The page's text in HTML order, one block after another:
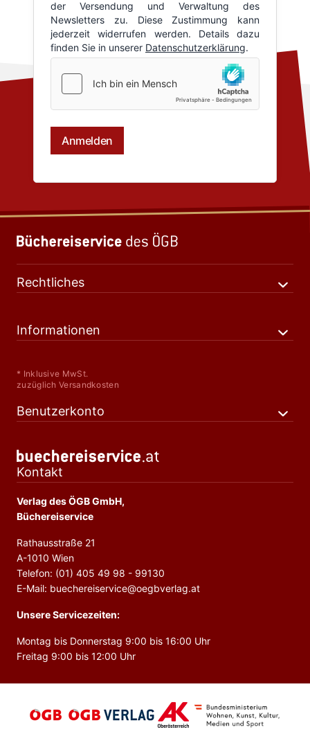
Rechtliches
Informationen
* Inklusive MwSt.
zuzüglich Versandkosten
Benutzerkonto
Kontakt
Verlag des ÖGB GmbH,
Büchereiservice
Rathausstraße 21
A-1010 Wien
Telefon: (01) 405 49 98 - 99130
E-Mail: buechereiservice@oegbverlag.at
Unsere Servicezeiten:
Montag bis Donnerstag 9:00 bis 16:00 Uhr
Freitag 9:00 bis 12:00 Uhr